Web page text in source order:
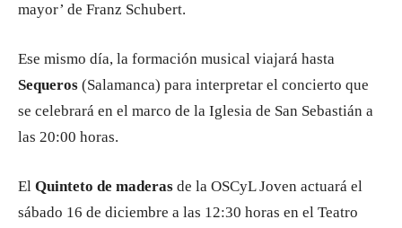
mayor’ de Franz Schubert.
Ese mismo día, la formación musical viajará hasta
Sequeros (Salamanca) para interpretar el concierto que
se celebrará en el marco de la Iglesia de San Sebastián a
las 20:00 horas.
El Quinteto de maderas de la OSCyL Joven actuará el
sábado 16 de diciembre a las 12:30 horas en el Teatro